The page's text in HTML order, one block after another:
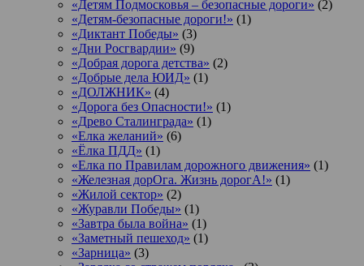
«Детям Подмосковья – безопасные дороги» (2)
«Детям-безопасные дороги!» (1)
«Диктант Победы» (3)
«Дни Росгвардии» (9)
«Добрая дорога детства» (2)
«Добрые дела ЮИД» (1)
«ДОЛЖНИК» (4)
«Дорога без Опасности!» (1)
«Древо Сталинграда» (1)
«Елка желаний» (6)
«Ёлка ПДД» (1)
«Елка по Правилам дорожного движения» (1)
«Железная дорОга. Жизнь дорогА!» (1)
«Жилой сектор» (2)
«Журавли Победы» (1)
«Завтра была война» (1)
«Заметный пешеход» (1)
«Зарница» (3)